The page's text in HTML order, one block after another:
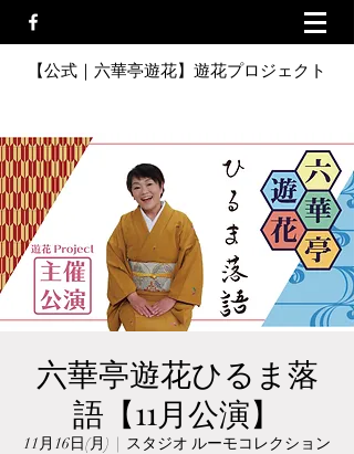
【公式｜六華亭遊花】遊花プロジェクト
六華亭遊花ひるま落
語【11月公演】
11月16日(月)
  |
スタジオ ルーモコレクション